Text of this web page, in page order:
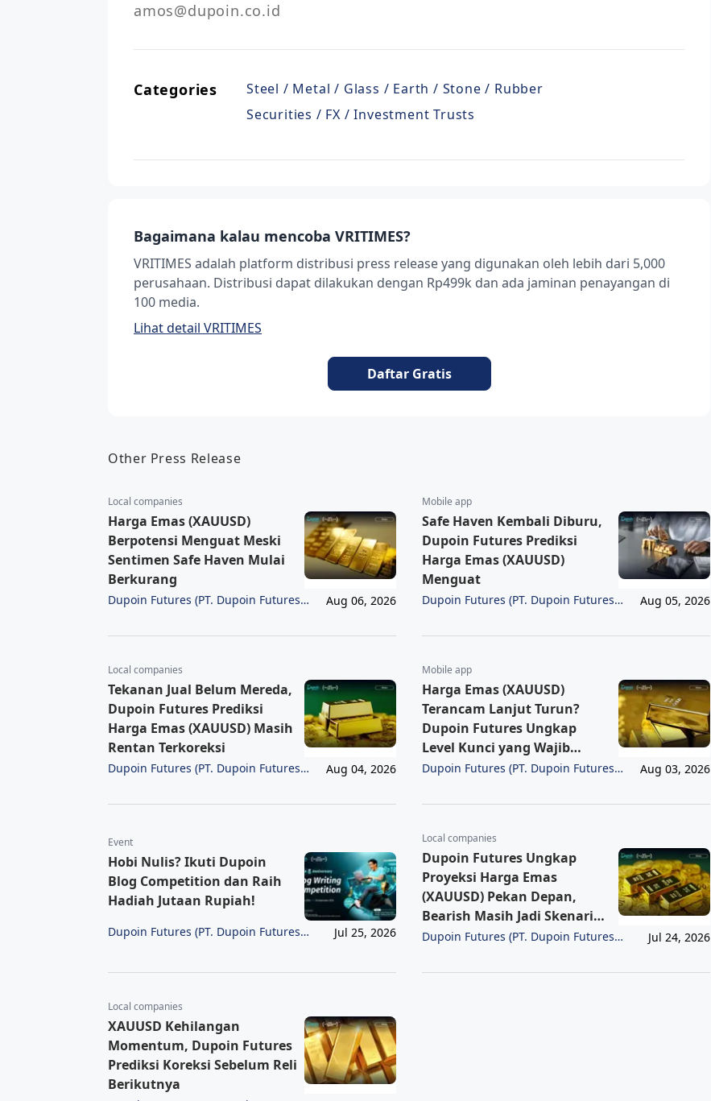
amos@dupoin.co.id
Categories
Steel / Metal / Glass / Earth / Stone / Rubber
Securities / FX / Investment Trusts
Bagaimana kalau mencoba VRITIMES?
VRITIMES adalah platform distribusi press release yang digunakan oleh lebih dari 5,000
perusahaan. Distribusi dapat dilakukan dengan Rp499k dan ada jaminan penayangan di
100 media.
Lihat detail VRITIMES
Daftar Gratis
Other Press Release
Local companies
Harga Emas (XAUUSD)
Berpotensi Menguat Meski
Sentimen Safe Haven Mulai
Berkurang
Dupoin Futures (PT. Dupoin Futures
Aug 06, 2026
Mobile app
Safe Haven Kembali Diburu,
Dupoin Futures Prediksi
Harga Emas (XAUUSD)
Menguat
Dupoin Futures (PT. Dupoin Futures
Aug 05, 2026
Local companies
Tekanan Jual Belum Mereda,
Dupoin Futures Prediksi
Harga Emas (XAUUSD) Masih
Rentan Terkoreksi
Dupoin Futures (PT. Dupoin Futures
Aug 04, 2026
Mobile app
Harga Emas (XAUUSD)
Terancam Lanjut Turun?
Dupoin Futures Ungkap
Level Kunci yang Wajib
Dipantau
Dupoin Futures (PT. Dupoin Futures
Aug 03, 2026
Event
Hobi Nulis? Ikuti Dupoin
Blog Competition dan Raih
Hadiah Jutaan Rupiah!
Dupoin Futures (PT. Dupoin Futures
Jul 25, 2026
Local companies
Dupoin Futures Ungkap
Proyeksi Harga Emas
(XAUUSD) Pekan Depan,
Bearish Masih Jadi Skenario
Utama
Dupoin Futures (PT. Dupoin Futures
Jul 24, 2026
Local companies
XAUUSD Kehilangan
Momentum, Dupoin Futures
Prediksi Koreksi Sebelum Reli
Berikutnya